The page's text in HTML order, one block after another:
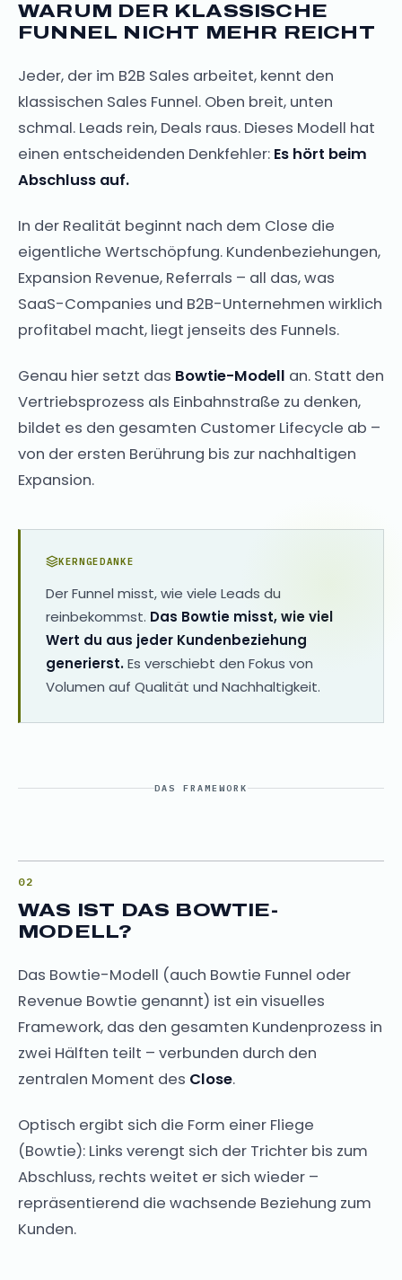
WARUM DER KLASSISCHE
FUNNEL NICHT MEHR REICHT
Jeder, der im B2B Sales arbeitet, kennt den
klassischen Sales Funnel. Oben breit, unten
schmal. Leads rein, Deals raus. Dieses Modell hat
einen entscheidenden Denkfehler: Es hört beim
Abschluss auf.
In der Realität beginnt nach dem Close die
eigentliche Wertschöpfung. Kundenbeziehungen,
Expansion Revenue, Referrals – all das, was
SaaS-Companies und B2B-Unternehmen wirklich
profitabel macht, liegt jenseits des Funnels.
Genau hier setzt das Bowtie-Modell an. Statt den
Vertriebsprozess als Einbahnstraße zu denken,
bildet es den gesamten Customer Lifecycle ab –
von der ersten Berührung bis zur nachhaltigen
Expansion.
KERNGEDANKE
Der Funnel misst, wie viele Leads du
reinbekommst. Das Bowtie misst, wie viel
Wert du aus jeder Kundenbeziehung
generierst.Es verschiebt den Fokus von
Volumen auf Qualität und Nachhaltigkeit.
DAS FRAMEWORK
WAS IST DAS BOWTIE-
MODELL?
Das Bowtie-Modell (auch Bowtie Funnel oder
Revenue Bowtie genannt) ist ein visuelles
Framework, das den gesamten Kundenprozess in
zwei Hälften teilt – verbunden durch den
zentralen Moment des Close.
Optisch ergibt sich die Form einer Fliege
(Bowtie): Links verengt sich der Trichter bis zum
Abschluss, rechts weitet er sich wieder –
repräsentierend die wachsende Beziehung zum
Kunden.